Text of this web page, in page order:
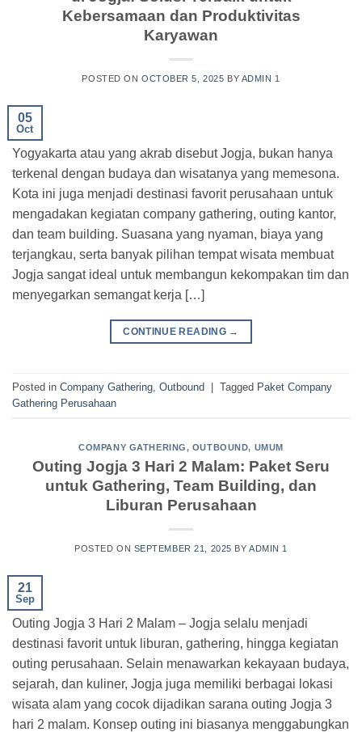
Kebersamaan dan Produktivitas
Karyawan
POSTED ONOCTOBER 5, 2025 BY ADMIN 1
05
Oct
Yogyakarta atau yang akrab disebut Jogja, bukan hanya
terkenal dengan budaya dan wisatanya yang memesona.
Kota ini juga menjadi destinasi favorit perusahaan untuk
mengadakan kegiatan company gathering, outing kantor,
dan team building. Suasana yang nyaman, biaya yang
terjangkau, serta banyak pilihan tempat wisata membuat
Jogja sangat ideal untuk membangun kekompakan tim dan
menyegarkan semangat kerja […]
CONTINUE READING →
Posted in Company Gathering Outbound | Tagged Paket Company
Gathering Perusahaan
COMPANY GATHERING, OUTBOUND, UMUM
Outing Jogja 3 Hari 2 Malam: Paket Seru
untuk Gathering, Team Building, dan
Liburan Perusahaan
POSTED ON SEPTEMBER 21, 2025 BYADMIN 1
21
Sep
Outing Jogja 3 Hari 2 Malam – Jogja selalu menjadi
destinasi favorit untuk liburan, gathering, hingga kegiatan
outing perusahaan. Selain menawarkan kekayaan budaya,
sejarah, dan kuliner, Jogja juga memiliki berbagai lokasi
wisata alam yang cocok dijadikan sarana outing Jogja 3
hari 2 malam. Konsep outing ini biasanya menggabungkan